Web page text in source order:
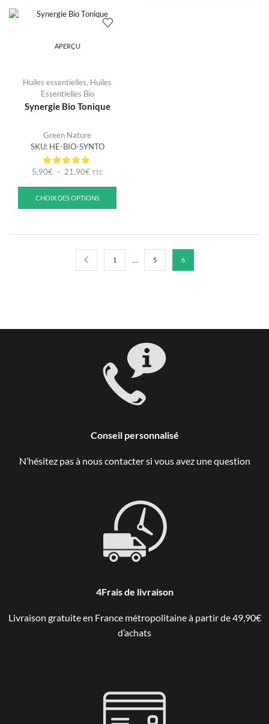
APERÇU
Huiles essentielles, Huiles
Essentielles Bio
Synergie Bio Tonique
Green Nature
SKU: HE-BIO-SYNTO
5,90€ – 21,90€ TTC
CHOIX DES OPTIONS
1 … 5 6
Conseil personnalisé
N’hésitez pas à nous contacter si vous avez une question
4Frais de livraison
Livraison gratuite en France métropolitaine à partir de 49,90€
d’achats